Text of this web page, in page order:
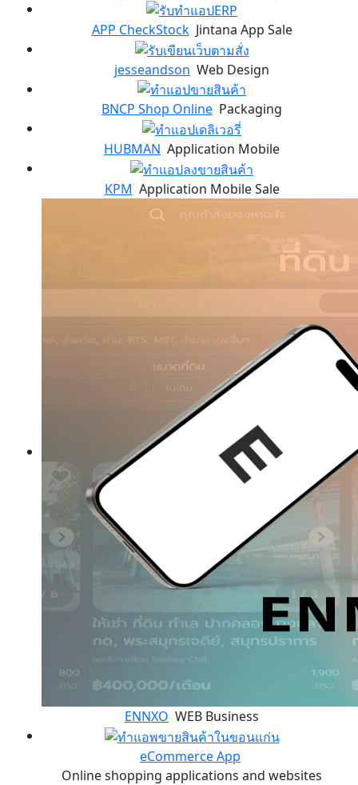
APP CheckStock Jintana App Sale
jesseandson Web Design
BNCP Shop Online Packaging
HUBMAN Application Mobile
KPM Application Mobile Sale
ENNXO WEB Business
eCommerce App
Online shopping applications and websites